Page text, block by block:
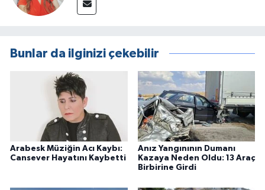
Bunlar da ilginizi çekebilir
Arabesk Müziğin Acı Kaybı:
Cansever Hayatını Kaybetti
Anız Yangınının Dumanı
Kazaya Neden Oldu: 13 Araç
Birbirine Girdi